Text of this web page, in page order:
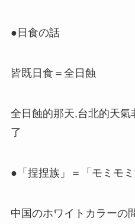
●日食の話
皆既日食＝全日蝕
全日蝕的那天,台北的天氣
了
●「捏捏族」＝「モミモ
中国のホワイトカラーの